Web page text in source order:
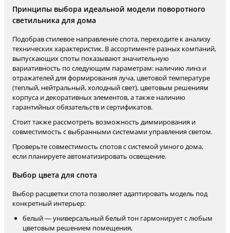
Принципы выбора идеальной модели поворотного
светильника для дома
Подобрав стилевое направление спота, переходите к анализу
технических характеристик. В ассортименте разных компаний,
выпускающих споты показывают значительную
вариативность по следующим параметрам: наличию линз и
отражателей для формирования луча, цветовой температуре
(теплый, нейтральный, холодный свет), цветовым решениям
корпуса и декоративных элементов, а также наличию
гарантийных обязательств и сертификатов.
Стоит также рассмотреть возможность диммирования и
совместимость с выбранными системами управления светом.
Проверьте совместимость спотов с системой умного дома,
если планируете автоматизировать освещение.
Выбор цвета для спота
Выбор расцветки спота позволяет адаптировать модель под
конкретный интерьер:
белый — универсальный белый тон гармонирует с любым
цветовым решением помещения,